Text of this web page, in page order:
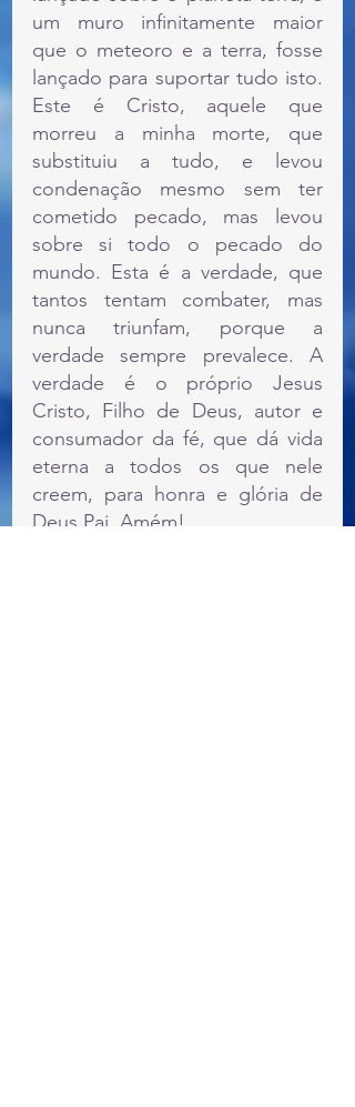
um muro infinitamente maior
que o meteoro e a terra, fosse
lançado para suportar tudo isto.
Este é Cristo, aquele que
morreu a minha morte, que
substituiu a tudo, e levou
condenação mesmo sem ter
cometido pecado, mas levou
sobre si todo o pecado do
mundo. Esta é a verdade, que
tantos tentam combater, mas
nunca triunfam, porque a
verdade sempre prevalece. A
verdade é o próprio Jesus
Cristo, Filho de Deus, autor e
consumador da fé, que dá vida
eterna a todos os que nele
creem, para honra e glória de
Deus Pai. Amém!